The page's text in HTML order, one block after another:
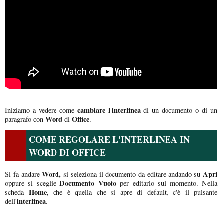
Iniziamo a vedere come cambiare l'interlineadi un documento o di un
paragrafo con Word di Office.
COME REGOLARE L'INTERLINEA IN
WORD DI OFFICE
Si fa andareWord, si seleziona il documento da editare andando su Apri
oppure si sceglieDocumento Vuotoper editarlo sul momento. Nella
schedaHome, che è quella che si apre di default, c'è il pulsante
dell'interlinea.